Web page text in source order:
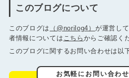
このブログについて
このブログは （@norilog4） が運営し
者情報については こちら からご確認く
このブログに関するお問い合わせは以
お気軽にお問い合わ